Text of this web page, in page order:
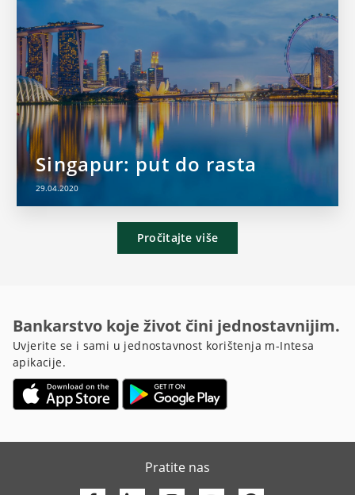
Singapur: put do rasta
29.04.2020
Pročitajte više
Bankarstvo koje život čini jednostavnijim.
Uvjerite se i sami u jednostavnost korištenja m-Intesa
apikacije.
Pratite nas